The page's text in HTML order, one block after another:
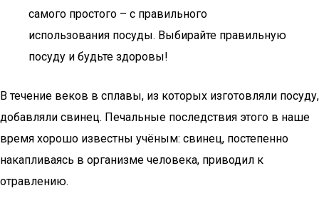
самого простого – с правильного
использования посуды. Выбирайте правильную
посуду и будьте здоровы!
В течение веков в сплавы, из которых изготовляли посуду,
добавляли свинец. Печальные последствия этого в наше
время хорошо известны учёным: свинец, постепенно
накапливаясь в организме человека, приводил к
отравлению.